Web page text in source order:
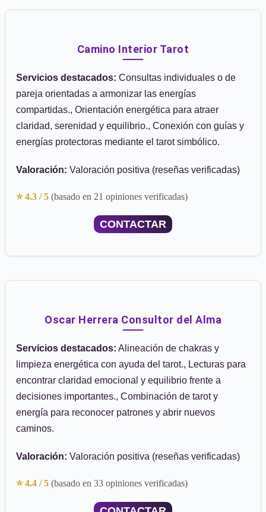
Camino Interior Tarot
Servicios destacados: Consultas individuales o de
pareja orientadas a armonizar las energías
compartidas., Orientación energética para atraer
claridad, serenidad y equilibrio., Conexión con guías y
energías protectoras mediante el tarot simbólico.
Valoración: Valoración positiva (reseñas verificadas)
⭐ 4.3 / 5 (basado en 21 opiniones verificadas)
CONTACTAR
Oscar Herrera Consultor del Alma
Servicios destacados: Alineación de chakras y
limpieza energética con ayuda del tarot., Lecturas para
encontrar claridad emocional y equilibrio frente a
decisiones importantes., Combinación de tarot y
energía para reconocer patrones y abrir nuevos
caminos.
Valoración: Valoración positiva (reseñas verificadas)
⭐ 4.4 / 5 (basado en 33 opiniones verificadas)